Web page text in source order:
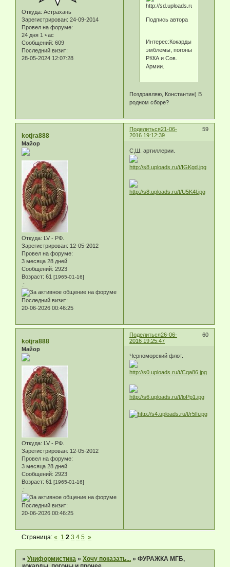
Откуда: Астрахань
Зарегистрирован: 24-09-2014
Провел на форуме:
24 дня 1 час
Сообщений: 609
Последний визит:
28-05-2024 12:07:28
Подпись автора
Интерес:Кокарды,
эмблемы, погоны
РККА и Сов.
Армии.
Поздравляю, Константин) В
родном сборе?
Поделиться 59
21-06-
2016 19:12:39
kotjra888
Майор
Откуда: LV - РФ.
Зарегистрирован: 12-05-2012
Провел на форуме:
3 месяца 28 дней
Сообщений: 2923
Возраст: 61 [1965-01-16]
.:
Последний визит:
20-06-2026 00:46:25
С,Ш. артиллерии.
Поделиться 60
26-06-
2016 19:25:47
kotjra888
Майор
Откуда: LV - РФ.
Зарегистрирован: 12-05-2012
Провел на форуме:
3 месяца 28 дней
Сообщений: 2923
Возраст: 61 [1965-01-16]
.:
Последний визит:
20-06-2026 00:46:25
Черноморский флот.
Страница:« 1 2 3 4 5 »
»Униформистика »Хочу показать... »ФУРАЖКА МГБ,